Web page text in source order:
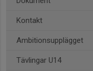
Kontakt
Ambitionsupplägget
Tävlingar U14